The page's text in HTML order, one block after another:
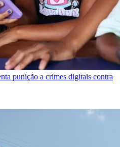
punição a crimes digitais contra